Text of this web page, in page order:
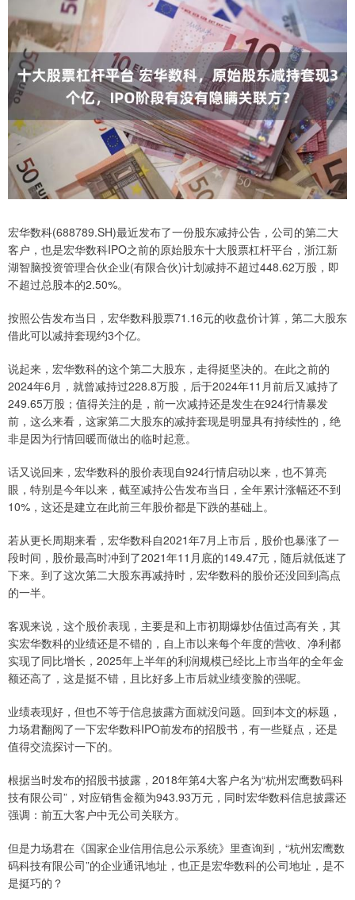
宏华数科(688789.SH)最近发布了一份股东减持公告，公司的第二大
客户，也是宏华数科IPO之前的原始股东十大股票杠杆平台，浙江新
湖智脑投资管理合伙企业(有限合伙)计划减持不超过448.62万股，即
不超过总股本的2.50%。
按照公告发布当日，宏华数科股票71.16元的收盘价计算，第二大股东
借此可以减持套现约3个亿。
说起来，宏华数科的这个第二大股东，走得挺坚决的。在此之前的
2024年6月，就曾减持过228.8万股，后于2024年11月前后又减持了
249.65万股；值得关注的是，前一次减持还是发生在924行情暴发
前，这么来看，这家第二大股东的减持套现是明显具有持续性的，绝
非是因为行情回暖而做出的临时起意。
话又说回来，宏华数科的股价表现自924行情启动以来，也不算亮
眼，特别是今年以来，截至减持公告发布当日，全年累计涨幅还不到
10%，这还是建立在此前三年股价都是下跌的基础上。
若从更长周期来看，宏华数科自2021年7月上市后，股价也暴涨了一
段时间，股价最高时冲到了2021年11月底的149.47元，随后就低迷了
下来。到了这次第二大股东再减持时，宏华数科的股价还没回到高点
的一半。
客观来说，这个股价表现，主要是和上市初期爆炒估值过高有关，其
实宏华数科的业绩还是不错的，自上市以来每个年度的营收、净利都
实现了同比增长，2025年上半年的利润规模已经比上市当年的全年金
额还高了，这是挺不错，且比好多上市后就业绩变脸的强呢。
业绩表现好，但也不等于信息披露方面就没问题。回到本文的标题，
力场君翻阅了一下宏华数科IPO前发布的招股书，有一些疑点，还是
值得交流探讨一下的。
根据当时发布的招股书披露，2018年第4大客户名为“杭州宏鹰数码科
技有限公司”，对应销售金额为943.93万元，同时宏华数科信息披露还
强调：前五大客户中无公司关联方。
但是力场君在《国家企业信用信息公示系统》里查询到，“杭州宏鹰数
码科技有限公司”的企业通讯地址，也正是宏华数科的公司地址，是不
是挺巧的？